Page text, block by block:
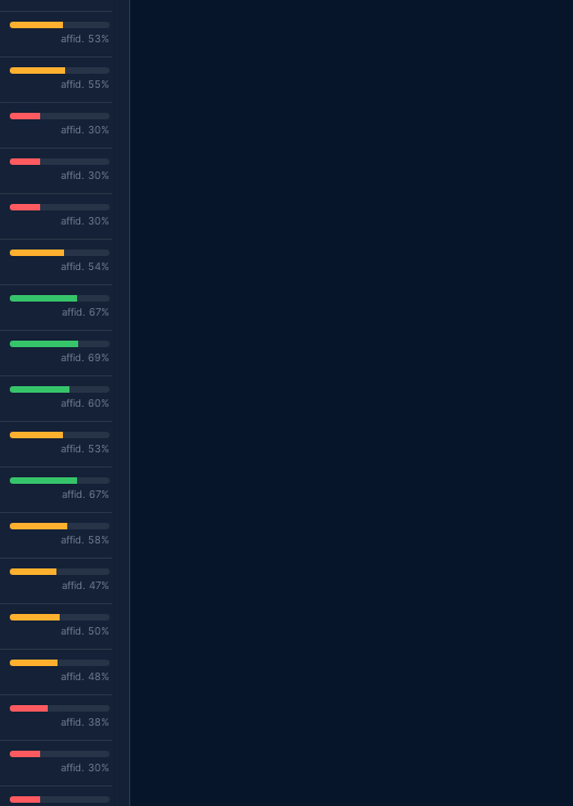
affid. 53%
affid. 55%
affid. 30%
affid. 30%
affid. 30%
affid. 54%
affid. 67%
affid. 69%
affid. 60%
affid. 53%
affid. 67%
affid. 58%
affid. 47%
affid. 50%
affid. 48%
affid. 38%
affid. 30%